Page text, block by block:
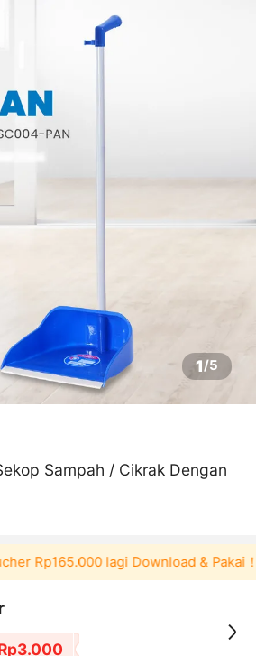
1/5
Sampah / Cikrak Dengan
Rp165.000 lagi Download & Pakai！